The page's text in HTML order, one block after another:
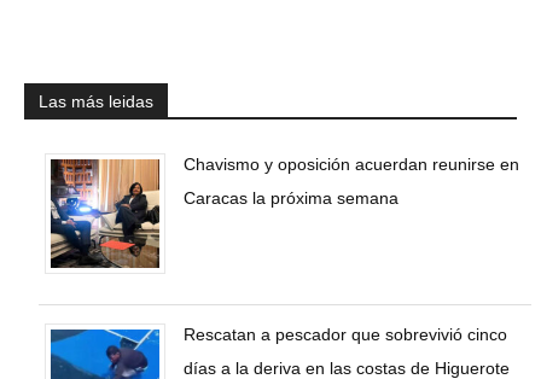
Las más leidas
Chavismo y oposición acuerdan reunirse en
Caracas la próxima semana
Rescatan a pescador que sobrevivió cinco
días a la deriva en las costas de Higuerote